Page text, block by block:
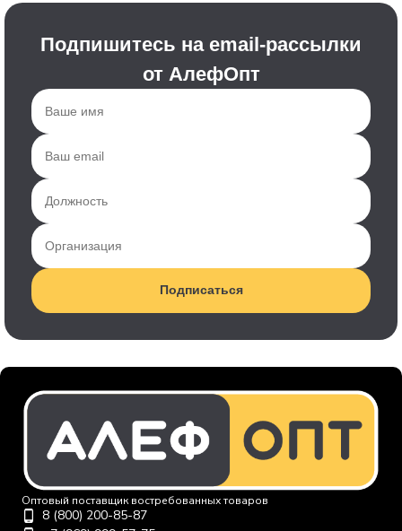
Подпишитесь на email-рассылки
от АлефОпт
Подписаться
Оптовый поставщик востребованных товаров
8 (800) 200-85-87